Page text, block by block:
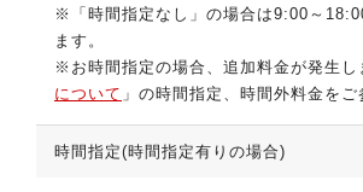
※「時間指定なし」の場合は9:00～
ます。
※お時間指定の場合、追加料金が発生し
について 」の時間指定、時間外料金をご
時間指定(時間指定有りの場合)